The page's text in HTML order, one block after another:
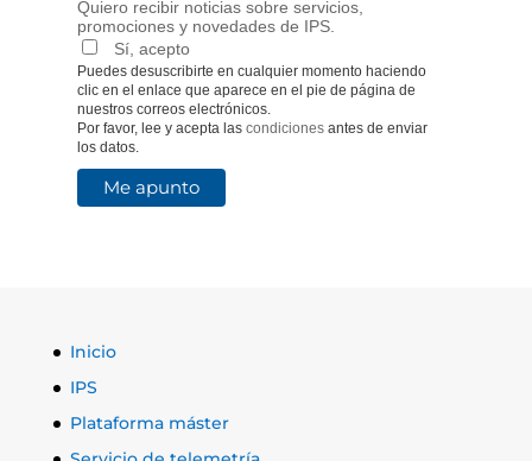
Quiero recibir noticias sobre servicios,
promociones y novedades de IPS.
Sí, acepto
Puedes desuscribirte en cualquier momento haciendo
clic en el enlace que aparece en el pie de página de
nuestros correos electrónicos.
Por favor, lee y acepta las condicionesantes de enviar
los datos.
Inicio
IPS
Plataforma máster